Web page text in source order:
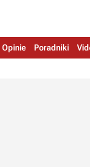
Opinie Poradniki